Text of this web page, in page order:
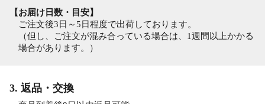
【お届け日数・目安】
ご注文後3日～5日程度で出荷しております。
（但し、ご注文が混み合っている場合は、1週間以上かかる
場合があります。）
3. 返品・交換